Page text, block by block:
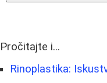
Pročitajte i...
Rinoplastika: